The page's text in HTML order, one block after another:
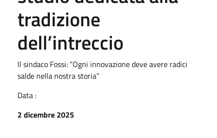
tradizione
dell’intreccio
Il sindaco Fossi: “Ogni innovazione deve avere radici
salde nella nostra storia”
Data :
2 dicembre 2025